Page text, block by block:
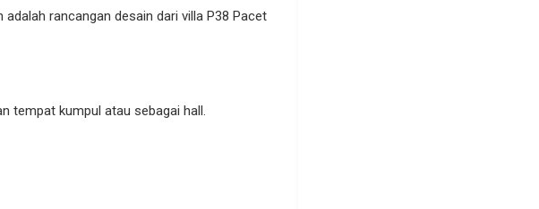
rancangan desain dari villa P38 Pacet
tempat kumpul atau sebagai hall.